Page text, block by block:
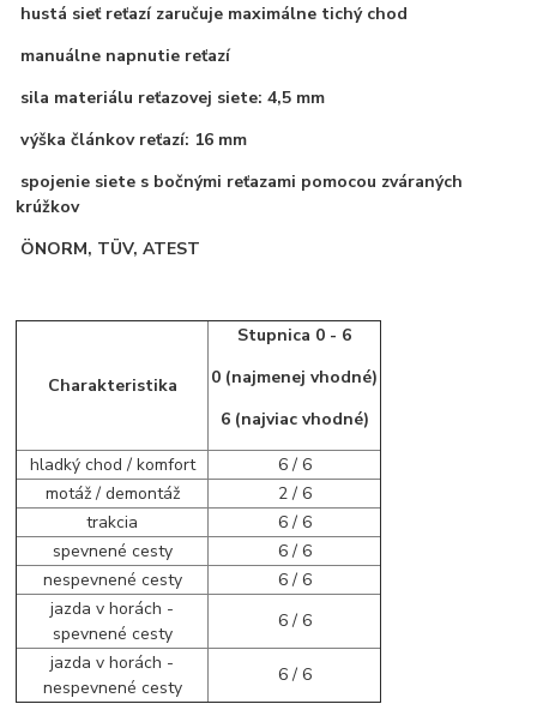
hustá sieť reťazí zaručuje maximálne tichý chod
manuálne napnutie reťazí
sila materiálu reťazovej siete: 4,5 mm
výška článkov reťazí: 16 mm
spojenie siete s bočnými reťazami pomocou zváraných
krúžkov
ÖNORM, TÜV, ATEST
Charakteristika
Stupnica 0 - 6
0 (najmenej vhodné)
6 (najviac vhodné)
hladký chod / komfort
6 / 6
motáž / demontáž
2 / 6
trakcia
6 / 6
spevnené cesty
6 / 6
nespevnené cesty
6 / 6
jazda v horách -
spevnené cesty
6 / 6
jazda v horách -
nespevnené cesty
6 / 6